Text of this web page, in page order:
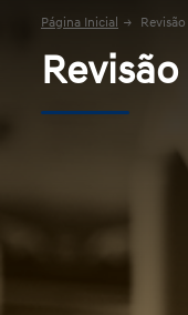
Página Inicial